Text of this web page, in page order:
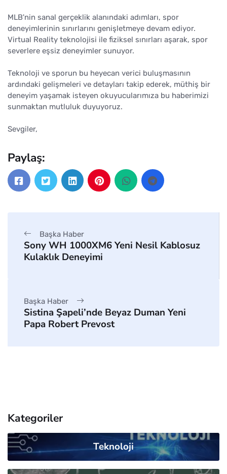
MLB'nin sanal gerçeklik alanındaki adımları, spor
deneyimlerinin sınırlarını genişletmeye devam ediyor.
Virtual Reality teknolojisi ile fiziksel sınırları aşarak, spor
severlere eşsiz deneyimler sunuyor.
Teknoloji ve sporun bu heyecan verici buluşmasının
ardındaki gelişmeleri ve detayları takip ederek, müthiş bir
deneyim yaşamak isteyen okuyucularımıza bu haberimizi
sunmaktan mutluluk duyuyoruz.
Sevgiler,
Paylaş:
Başka Haber
Sony WH 1000XM6 Yeni Nesil Kablosuz
Kulaklık Deneyimi
Başka Haber
Sistina Şapeli’nde Beyaz Duman Yeni
Papa Robert Prevost
Kategoriler
Teknoloji